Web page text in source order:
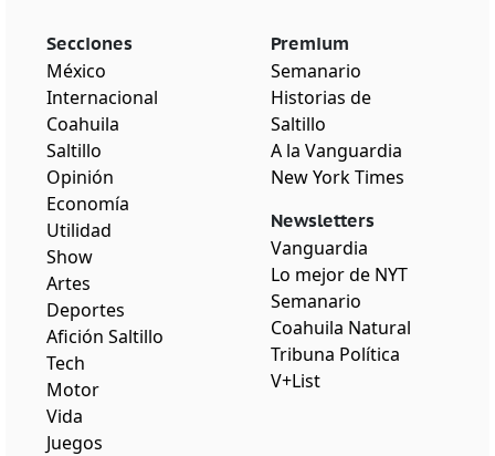
Secciones
México
Internacional
Coahuila
Saltillo
Opinión
Economía
Utilidad
Show
Artes
Deportes
Afición Saltillo
Tech
Motor
Vida
Juegos
Premium
Semanario
Historias de
Saltillo
A la Vanguardia
New York Times
Newsletters
Vanguardia
Lo mejor de NYT
Semanario
Coahuila Natural
Tribuna Política
V+List